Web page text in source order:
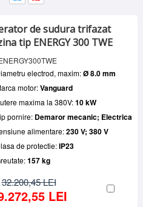
de sudura trifazat
tip ENERGY 300 TWE
electrod, maxim:Ø 8.0 mm
motor:Vanguard
maxima la 380V:10 kW
pornire: Demaror mecanic; Electrica
alimentare:230 V; 380 V
de protectie:IP23
157 kg
32.200,45 LEI
LEI